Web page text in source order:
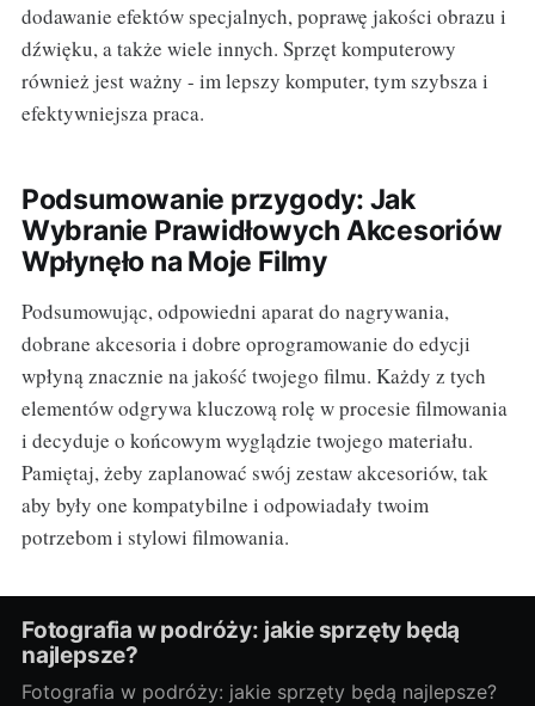
dodawanie efektów specjalnych, poprawę jakości obrazu i
dźwięku, a także wiele innych. Sprzęt komputerowy
również jest ważny - im lepszy komputer, tym szybsza i
efektywniejsza praca.
Podsumowanie przygody: Jak
Wybranie Prawidłowych Akcesoriów
Wpłynęło na Moje Filmy
Podsumowując, odpowiedni aparat do nagrywania,
dobrane akcesoria i dobre oprogramowanie do edycji
wpłyną znacznie na jakość twojego filmu. Każdy z tych
elementów odgrywa kluczową rolę w procesie filmowania
i decyduje o końcowym wyglądzie twojego materiału.
Pamiętaj, żeby zaplanować swój zestaw akcesoriów, tak
aby były one kompatybilne i odpowiadały twoim
potrzebom i stylowi filmowania.
Fotografia w podróży: jakie sprzęty będą
najlepsze?
Fotografia w podróży: jakie sprzęty będą najlepsze?